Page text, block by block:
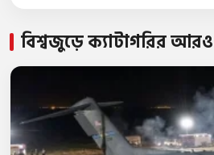
বিশ্বজুড়ে ক্যাটাগরির